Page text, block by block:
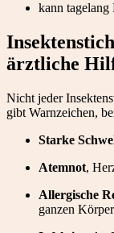
kann tagelang
ärztliche
Nicht jeder
gibt Warnzeichen,
Starke
Atemnot,
Allergische
ganzen Körper